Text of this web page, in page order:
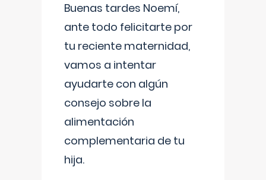
Buenas tardes Noemí,
ante todo felicitarte por
tu reciente maternidad,
vamos a intentar
ayudarte con algún
consejo sobre la
alimentación
complementaria de tu
hija.